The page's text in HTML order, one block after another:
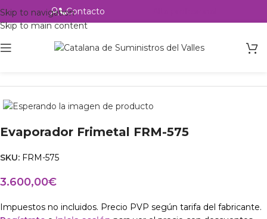
Skip to navigation
Skip to main content
Contacto
Evaporador Frimetal FRM-575
SKU: FRM-575
3.600,00€
Impuestos no incluidos. Precio PVP según tarifa del fabricante.